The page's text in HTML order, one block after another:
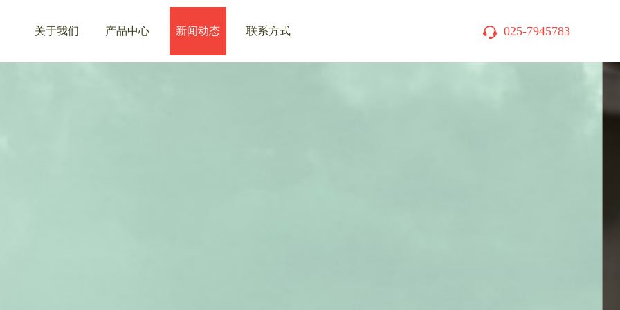
关于我们 产品中心 新闻动态 联系方式 025-7945783